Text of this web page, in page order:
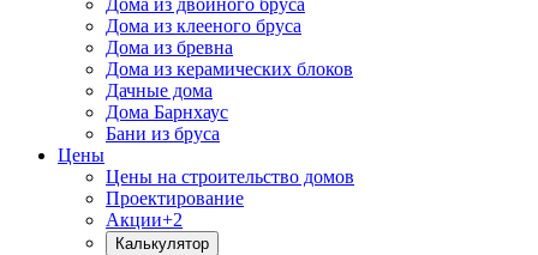
Дома из двойного бруса
Дома из клееного бруса
Дома из бревна
Дома из керамических блоков
Дачные дома
Дома Барнхаус
Бани из бруса
Цены
Цены на строительство домов
Проектирование
Акции+2
Калькулятор